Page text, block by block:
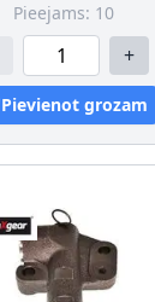
Pieejams: 10
+
Pievienot grozam